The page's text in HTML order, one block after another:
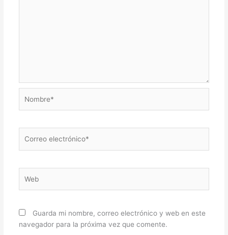
electrónico*
Guarda mi nombre, correo electrónico y web en este
navegador para la próxima vez que comente.